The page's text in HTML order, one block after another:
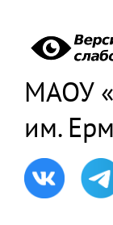
МАОУ
им.